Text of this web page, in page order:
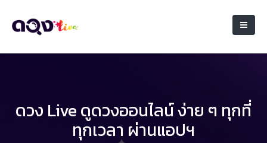
ดวง Live ดูดวงออนไลน์ ง่าย ๆ ทุกที่
ทุกเวลา ผ่านแอปฯ